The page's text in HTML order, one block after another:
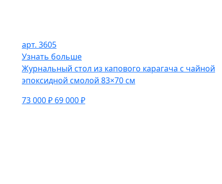
арт. 3605
Узнать больше
Журнальный стол из капового карагача с чайной
эпоксидной смолой 83×70 см
73 000 ₽ 69 000 ₽